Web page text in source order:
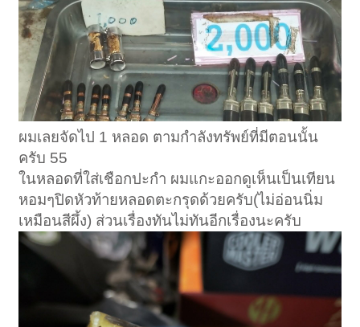
ผมเลยจัดไป 1 หลอด ตามกำลังทรัพย์ที่มีตอนนั้น
ครับ 55
ในหลอดที่ใส่เชือกปะกำ ผมแกะออกดูเห็นเป็นเทียน
หอมๆปิดหัวท้ายหลอดตะกรุดด้วยครับ(ไม่อ่อนนิ่ม
เหมือนสีผึ้ง) ส่วนเรื่องทันไม่ทันอีกเรื่องนะครับ